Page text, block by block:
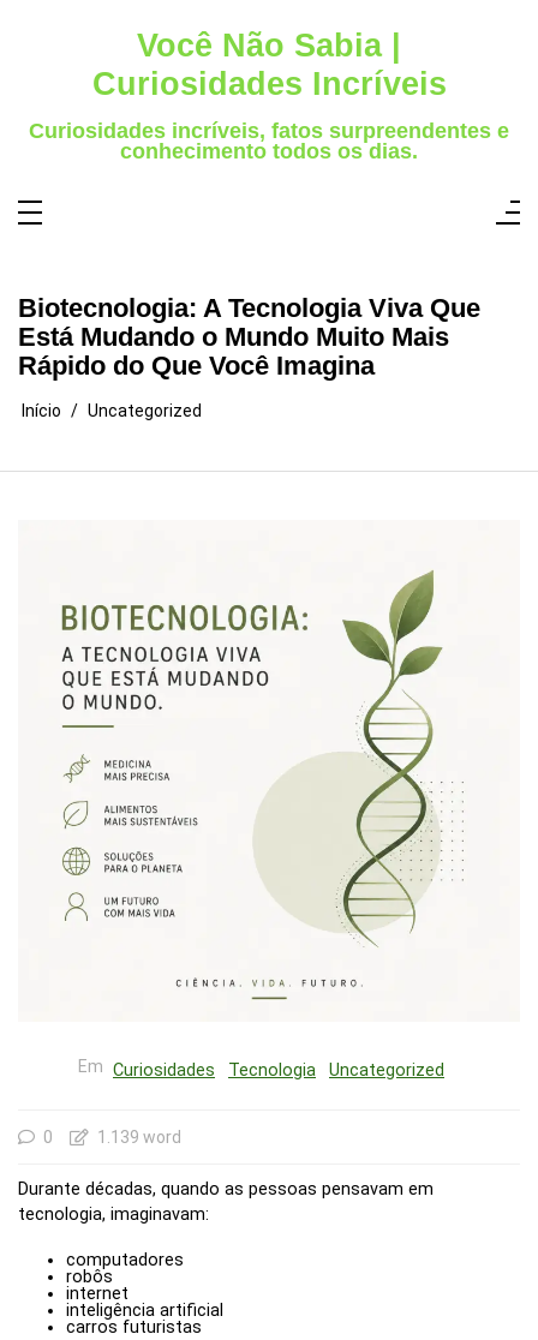
Você Não Sabia |
Curiosidades Incríveis
Curiosidades incríveis, fatos surpreendentes e
conhecimento todos os dias.
Biotecnologia: A Tecnologia Viva Que
Está Mudando o Mundo Muito Mais
Rápido do Que Você Imagina
Início Uncategorized
Em Curiosidades Tecnologia Uncategorized
0 1.139 word
Durante décadas, quando as pessoas pensavam em
tecnologia, imaginavam:
computadores
robôs
internet
inteligência artificial
carros futuristas